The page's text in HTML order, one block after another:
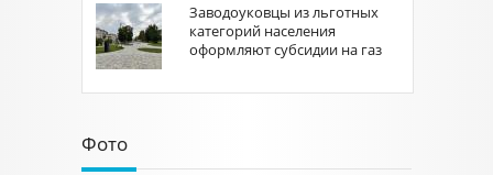
Заводоуковцы из льготных
категорий населения
оформляют субсидии на газ
Фото